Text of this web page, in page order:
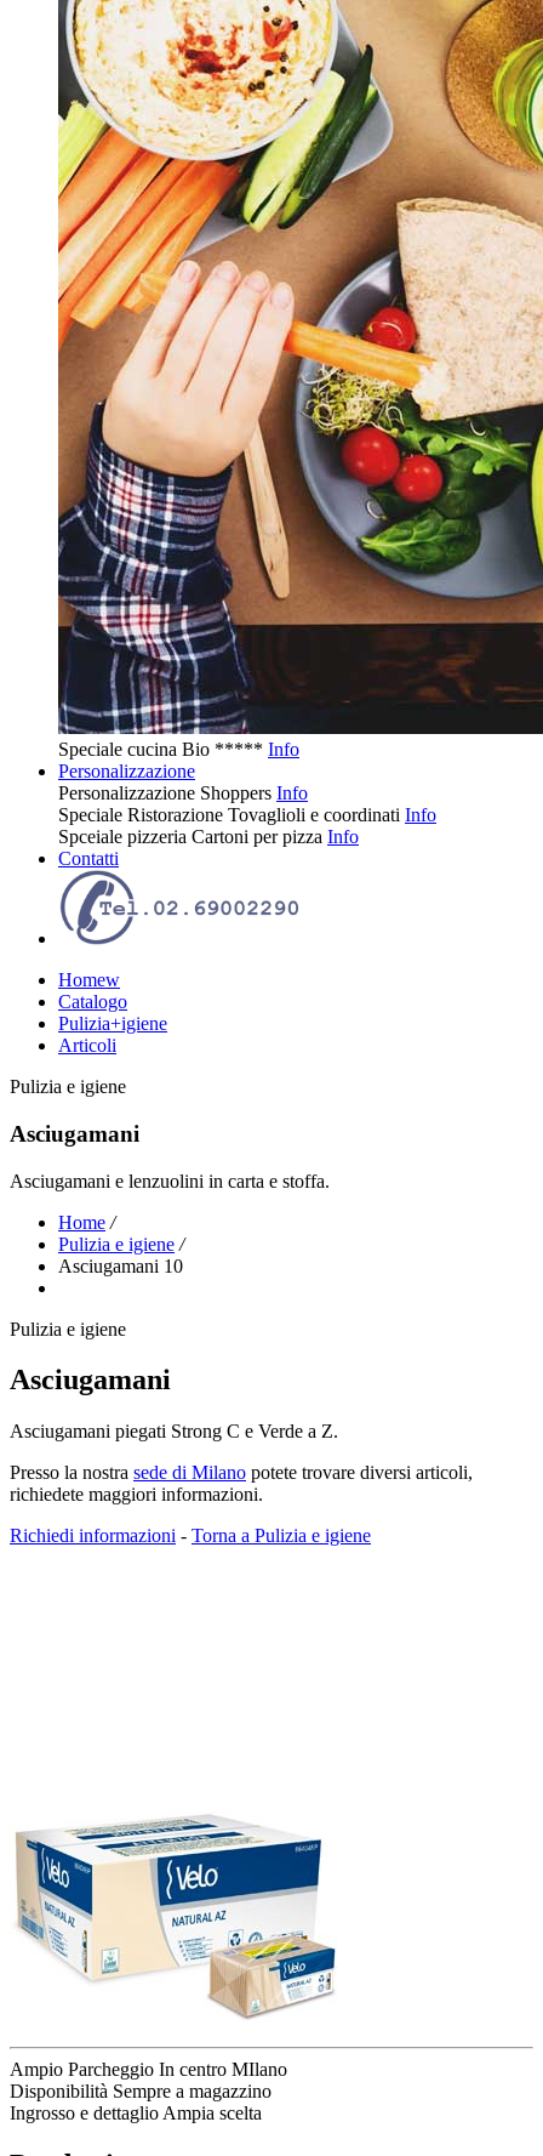
Speciale cucina Bio ***** Info
Personalizzazione
Personalizzazione Shoppers Info
Speciale Ristorazione Tovaglioli e coordinati Info
Spceiale pizzeria Cartoni per pizza Info
Contatti
Homew
Catalogo
Pulizia+igiene
Articoli
Pulizia e igiene
Asciugamani
Asciugamani e lenzuolini in carta e stoffa.
Home /
Pulizia e igiene /
Asciugamani 10
Pulizia e igiene
Asciugamani
Asciugamani piegati Strong C e Verde a Z.
Presso la nostra sede di Milano potete trovare diversi articoli,
richiedete maggiori informazioni.
Richiedi informazioni - Torna a Pulizia e igiene
Ampio Parcheggio In centro MIlano
Disponibilità Sempre a magazzino
Ingrosso e dettaglio Ampia scelta